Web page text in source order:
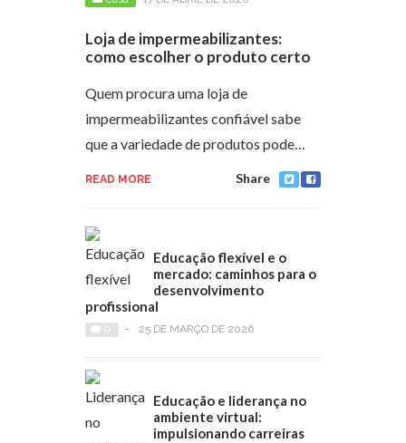
Loja de impermeabilizantes:
como escolher o produto certo
Quem procura uma loja de
impermeabilizantes confiável sabe
que a variedade de produtos pode…
READ MORE Share
Educação flexível e o
mercado: caminhos para o
desenvolvimento
profissional
- 25 DE MARÇO DE 2026
Educação e liderança no
ambiente virtual:
impulsionando carreiras